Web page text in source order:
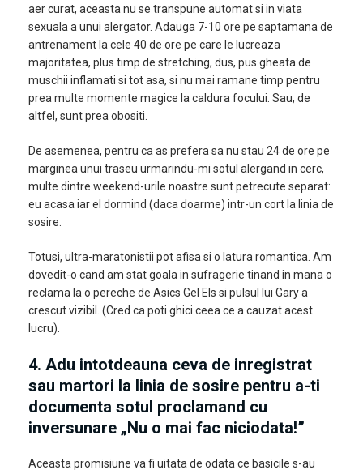
aer curat, aceasta nu se transpune automat si in viata
sexuala a unui alergator. Adauga 7-10 ore pe saptamana de
antrenament la cele 40 de ore pe care le lucreaza
majoritatea, plus timp de stretching, dus, pus gheata de
muschii inflamati si tot asa, si nu mai ramane timp pentru
prea multe momente magice la caldura focului. Sau, de
altfel, sunt prea obositi.
De asemenea, pentru ca as prefera sa nu stau 24 de ore pe
marginea unui traseu urmarindu-mi sotul alergand in cerc,
multe dintre weekend-urile noastre sunt petrecute separat:
eu acasa iar el dormind (daca doarme) intr-un cort la linia de
sosire.
Totusi, ultra-maratonistii pot afisa si o latura romantica. Am
dovedit-o cand am stat goala in sufragerie tinand in mana o
reclama la o pereche de Asics Gel Els si pulsul lui Gary a
crescut vizibil. (Cred ca poti ghici ceea ce a cauzat acest
lucru).
4. Adu intotdeauna ceva de inregistrat
sau martori la linia de sosire pentru a-ti
documenta sotul proclamand cu
inversunare „Nu o mai fac niciodata!”
Aceasta promisiune va fi uitata de odata ce basicile s-au